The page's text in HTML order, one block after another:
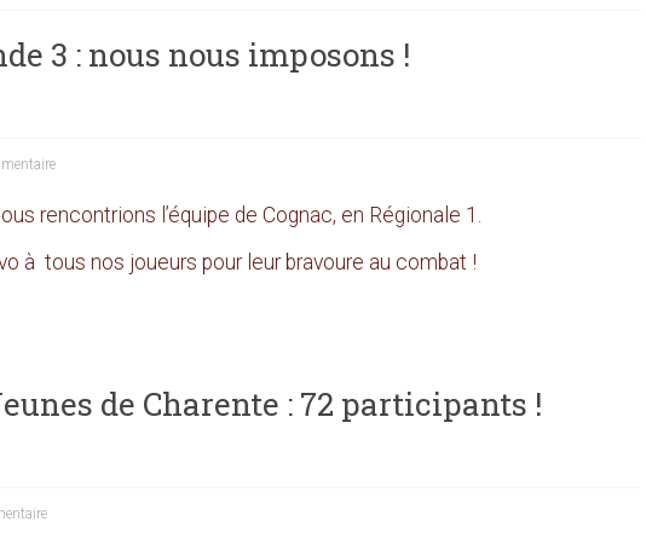
3 : nous nous imposons !
rencontrions l’équipe de Cognac, en Régionale 1.
à tous nos joueurs pour leur bravoure au combat !
de Charente : 72 participants !